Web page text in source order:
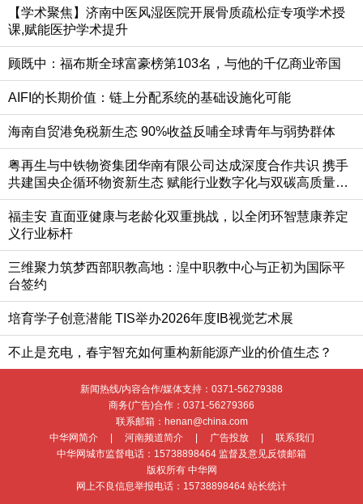
【学术聚焦】济南中医风湿医院开展骨质疏松症专项学术授
课,赋能医护学术提升
顾既中：福布斯全球富豪榜第103名，与他的千亿商业帝国
AIFI的长期价值：链上分配系统的基础设施化可能
海南自贸港免税新生态 90%收益反哺全球青年与弱势群体
粤再生与中铁物资集团华南有限公司达成深度合作共识 携手
共建国央企循环物资新生态 赋能行业数字化与双碳高质量发
展
福圭安 直面亚健康与老龄化双重挑战，以全闭环智慧康养定
义行业标杆
三维聚力筑梦西部职教高地：湟中职教中心与正初为国际平
台签约
培育学子创意潜能 TIS举办2026年度IB视觉艺术展
不止是充电，春宇智充如何重构新能源产业的价值生态？
新闻热线/内容合作/媒体支持： 0371-56279388
商务(广告)合作： 0371-56279366
联系邮箱：henan@china.com
中华网简介
河南频道简介 广告投放
联系我们
中华网城市监督电话： 15738898464 监督及意见反馈邮箱
版权所有 中华网
网上不良信息举报电话： 15738898464 站长统计